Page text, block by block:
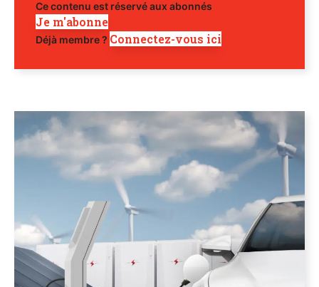
Ce contenu est réservé aux abonnés
Je m'abonne
Déjà membre ? Connectez-vous ici